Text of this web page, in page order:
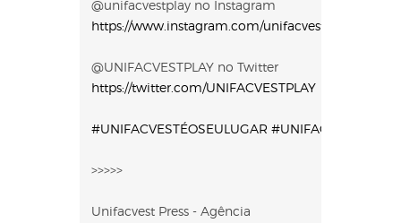
@unifacvestplay no Instagram
https://www.instagram.com/unifacvestplay
@UNIFACVESTPLAY no Twitter
https://twitter.com/UNIFACVESTPLAY
#UNIFACVESTÉOSEULUGAR #UNIFACVEST
>>>>>
Unifacvest Press - Agência